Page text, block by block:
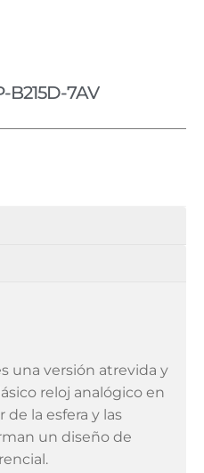
B215D-7AV
una versión atrevida y
reloj analógico en
de la esfera y las
un diseño de